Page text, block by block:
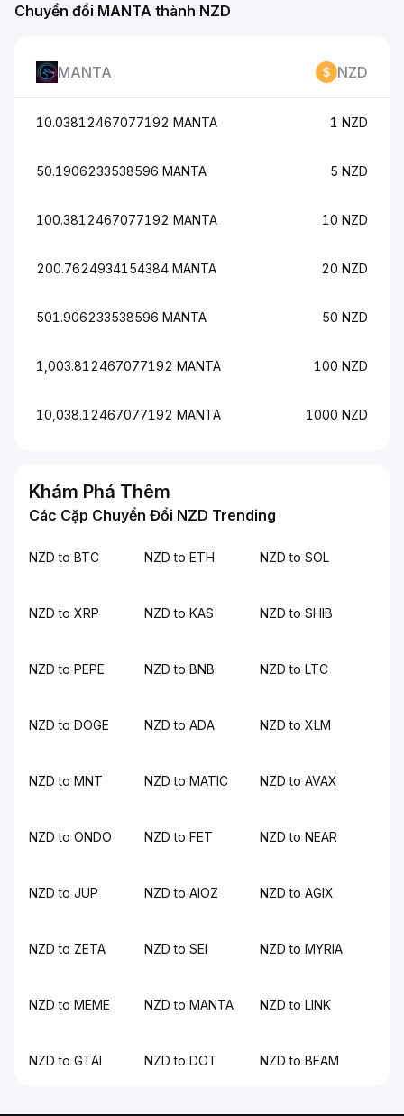
Chuyển đổi MANTA thành NZD
MANTA NZD
10.03812467077192 MANTA 1 NZD
50.1906233538596 MANTA 5 NZD
100.3812467077192 MANTA 10 NZD
200.7624934154384 MANTA 20 NZD
501.906233538596 MANTA 50 NZD
1,003.812467077192 MANTA 100 NZD
10,038.12467077192 MANTA 1000 NZD
Khám Phá Thêm
Các Cặp Chuyển Đổi NZD Trending
NZD to BTC NZD to ETH NZD to SOL
NZD to XRP NZD to KAS NZD to SHIB
NZD to PEPE NZD to BNB NZD to LTC
NZD to DOGE NZD to ADA NZD to XLM
NZD to MNT NZD to MATIC NZD to AVAX
NZD to ONDO NZD to FET NZD to NEAR
NZD to JUP NZD to AIOZ NZD to AGIX
NZD to ZETA NZD to SEI NZD to MYRIA
NZD to MEME NZD to MANTA NZD to LINK
NZD to GTAI NZD to DOT NZD to BEAM